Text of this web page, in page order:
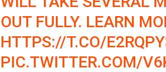
OUT FULLY. LEARN
HTTPS://T.CO/
PIC.TWITTER.COM/